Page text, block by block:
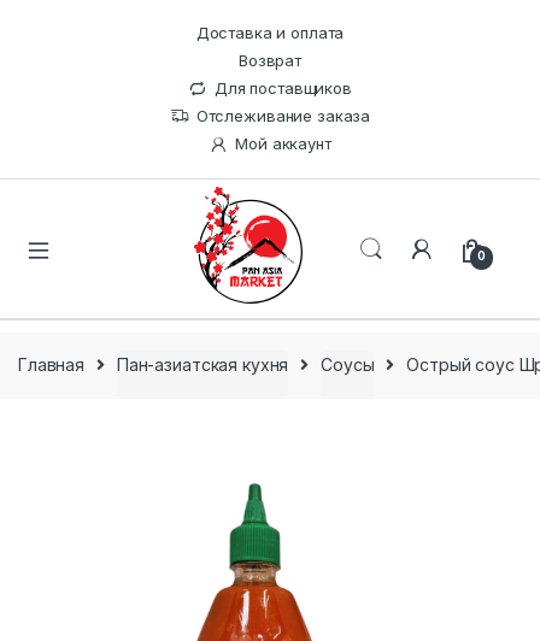
Доставка и оплата
Возврат
Для поставщиков
Отслеживание заказа
Мой аккаунт
0
Главная Пан-азиатская кухня Соусы Острый соус